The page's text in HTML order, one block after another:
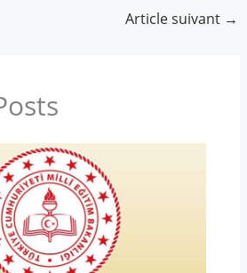
Article suivant →